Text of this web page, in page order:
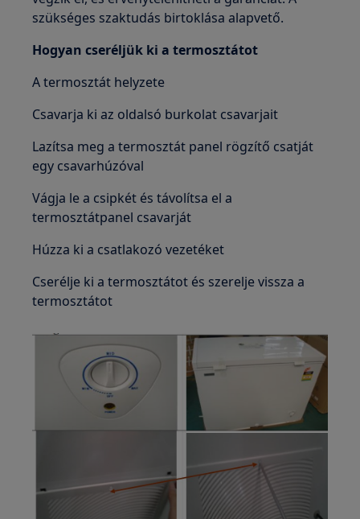
szükséges szaktudás birtoklása alapvető.
Hogyan cseréljük ki a termosztátot
A termosztát helyzete
Csavarja ki az oldalsó burkolat csavarjait
Lazítsa meg a termosztát panel rögzítő csatját
egy csavarhúzóval
Vágja le a csipkét és távolítsa el a
termosztátpanel csavarját
Húzza ki a csatlakozó vezetéket
Cserélje ki a termosztátot és szerelje vissza a
termosztátot